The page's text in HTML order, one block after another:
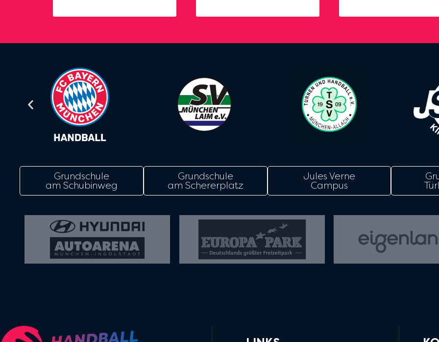
Grundschule
am Schubinweg
Grundschule
am Schererplatz
Jules Verne
Campus